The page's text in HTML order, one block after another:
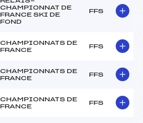
CHAMPIONNAT DE
FRANCE SKI DE
FOND
FFS
CHAMPIONNATS DE
FRANCE
FFS
CHAMPIONNATS DE
FRANCE
FFS
CHAMPIONNATS DE
FRANCE
FFS